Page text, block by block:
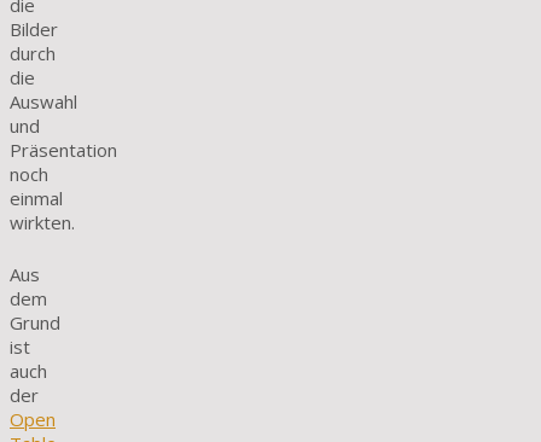
die
Bilder
durch
die
Auswahl
und
Präsentation
noch
einmal
wirkten.
Aus
dem
Grund
ist
auch
der
Open